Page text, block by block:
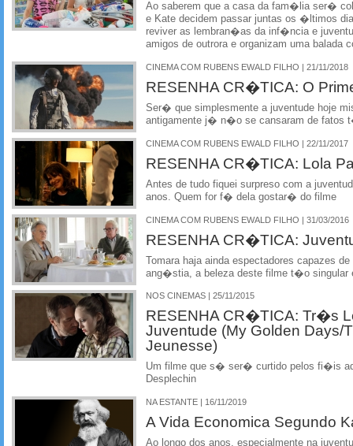
Ao saberem que a casa da fam�lia ser�
e Kate decidem passar juntas os �ltimos
reviver as lembran�as da inf�ncia e
amigos de outrora e organizam uma balada
CINEMA COM RUBENS EWALD FILHO | 21/11/2018
RESENHA CR�TICA: O
Ser� que simplesmente a juventude hoje
antigamente j� n�o se cansaram de fatos
CINEMA COM RUBENS EWALD FILHO | 22/11/2017
RESENHA CR�TICA: Lola
Antes de tudo fiquei surpreso com a
anos. Quem for f� dela gostar� do filme
CINEMA COM RUBENS EWALD FILHO | 31/03/2016
RESENHA CR�TICA:
Tomara haja ainda espectadores capazes
ang�stia, a beleza deste filme t�o singular
NOS CINEMAS | 25/11/2015
RESENHA CR�TICA: Tr�s
Juventude (My Golden Days/
Jeunesse)
Um filme que s� ser� curtido pelos fi�is
Desplechin
NA ESTANTE | 16/11/2019
A Vida Economica Segundo
Ao longo dos anos, especialmente na